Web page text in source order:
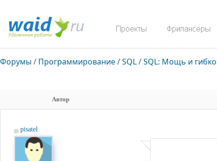
Форумы/ Программирование/SQL/SQL: Мощь и
Автор
pisatel